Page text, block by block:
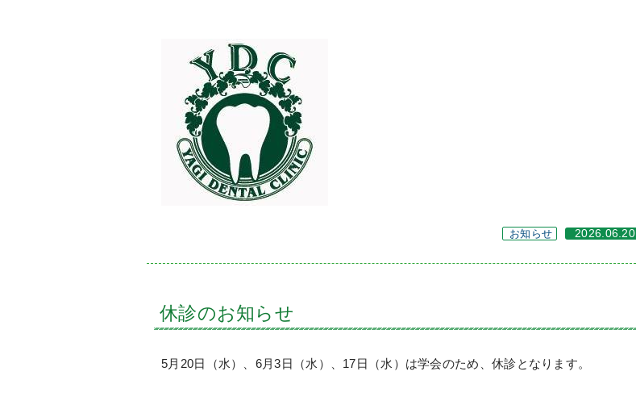
お知らせ 2026.06.20
休診のお知らせ
5月20日（水）、6月3日（水）、17日（水）は学会のため、休診となります。